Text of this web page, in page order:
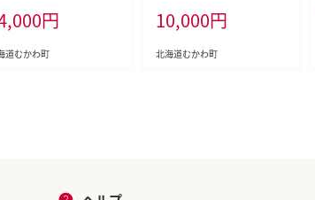
円
道むかわ町
10,000円
北海道むかわ町